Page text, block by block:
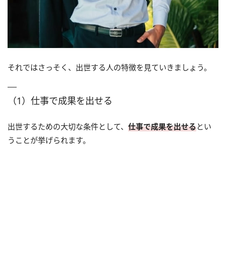
それではさっそく、出世する人の特徴を見ていきましょう。
（1）仕事で成果を出せる
出世するための大切な条件として、 仕事で成果を出せるとい
うことが挙げられます。